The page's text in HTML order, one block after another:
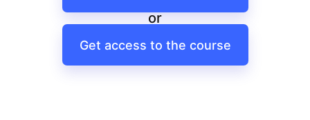
or
Get access to the course